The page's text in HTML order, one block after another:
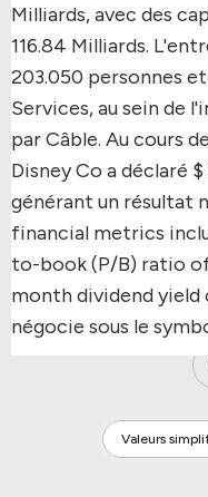
Milliards, avec des
116.84 Milliards.
203.050 personnes
Services, au sein de
par Câble. Au cours
Disney Co a déclaré
générant un résultat
financial metrics
to-book (P/B) ratio
month dividend yield
négocie sous le
Valeurs